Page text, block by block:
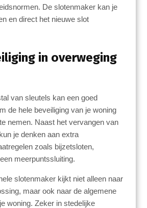
De slotenmaker kan je
en direct het nieuwe slot
in overweging
van sleutels kan een goed
de hele beveiliging van je woning
nemen. Naast het vervangen van
je denken aan extra
zoals bijzetsloten,
meerpuntssluiting.
slotenmaker kijkt niet alleen naar
maar ook naar de algemene
woning. Zeker in stedelijke